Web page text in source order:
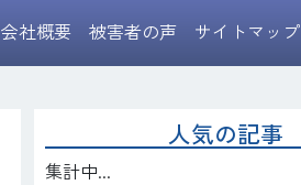
会社概要 被害者の声 サイトマップ
人気の記事
集計中...